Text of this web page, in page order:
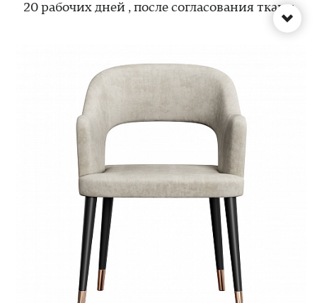
20 рабочих дней , после согласования ткани